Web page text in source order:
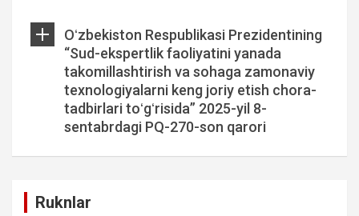
Oʻzbekiston Respublikasi Prezidentining
“Sud-ekspertlik faoliyatini yanada
takomillashtirish va sohaga zamonaviy
texnologiyalarni keng joriy etish chora-
tadbirlari toʻgʻrisida” 2025-yil 8-
sentabrdagi PQ-270-son qarori
Ruknlar